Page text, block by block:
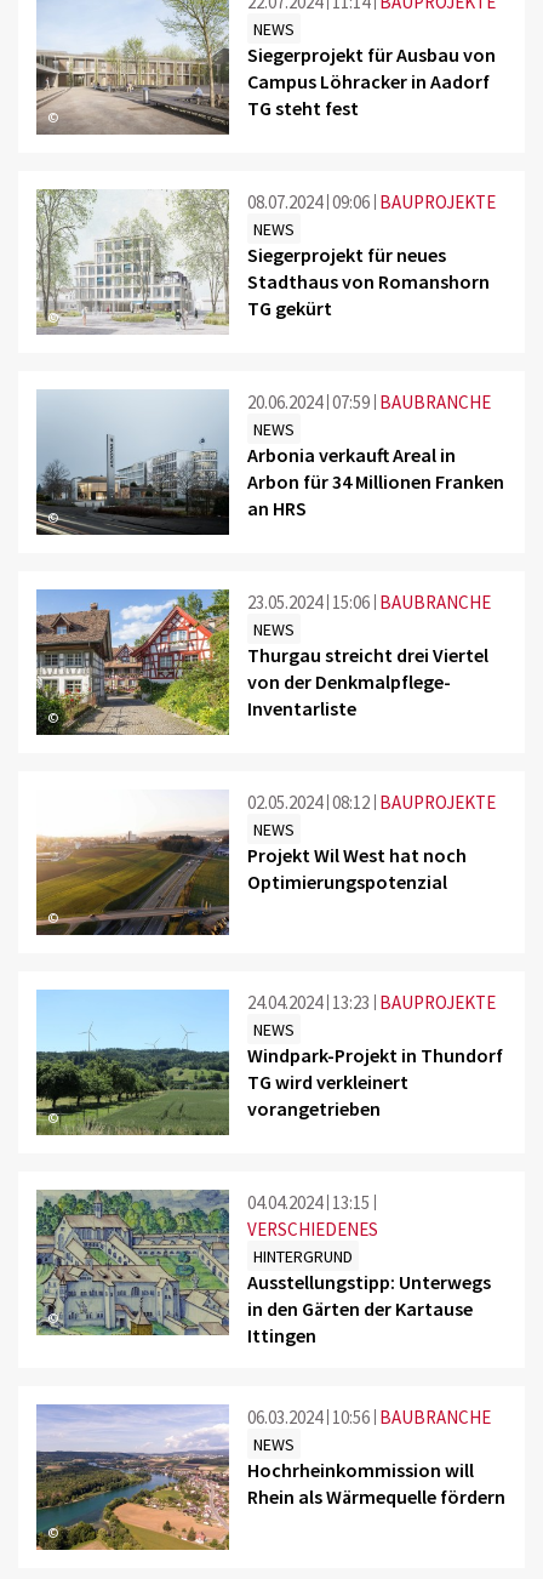
©
NEWS
Siegerprojekt für Ausbau von
Campus Löhracker in Aadorf
TG steht fest
©
08.07.2024 09:06 BAUPROJEKTE
NEWS
Siegerprojekt für neues
Stadthaus von Romanshorn
TG gekürt
©
20.06.2024 07:59 BAUBRANCHE
NEWS
Arbonia verkauft Areal in
Arbon für 34 Millionen Franken
an HRS
©
23.05.2024 15:06 BAUBRANCHE
NEWS
Thurgau streicht drei Viertel
von der Denkmalpflege-
Inventarliste
©
02.05.2024 08:12 BAUPROJEKTE
NEWS
Projekt Wil West hat noch
Optimierungspotenzial
©
24.04.2024 13:23 BAUPROJEKTE
NEWS
Windpark-Projekt in Thundorf
TG wird verkleinert
vorangetrieben
©
04.04.2024 13:15
VERSCHIEDENES
HINTERGRUND
Ausstellungstipp: Unterwegs
in den Gärten der Kartause
Ittingen
©
06.03.2024 10:56 BAUBRANCHE
NEWS
Hochrheinkommission will
Rhein als Wärmequelle fördern